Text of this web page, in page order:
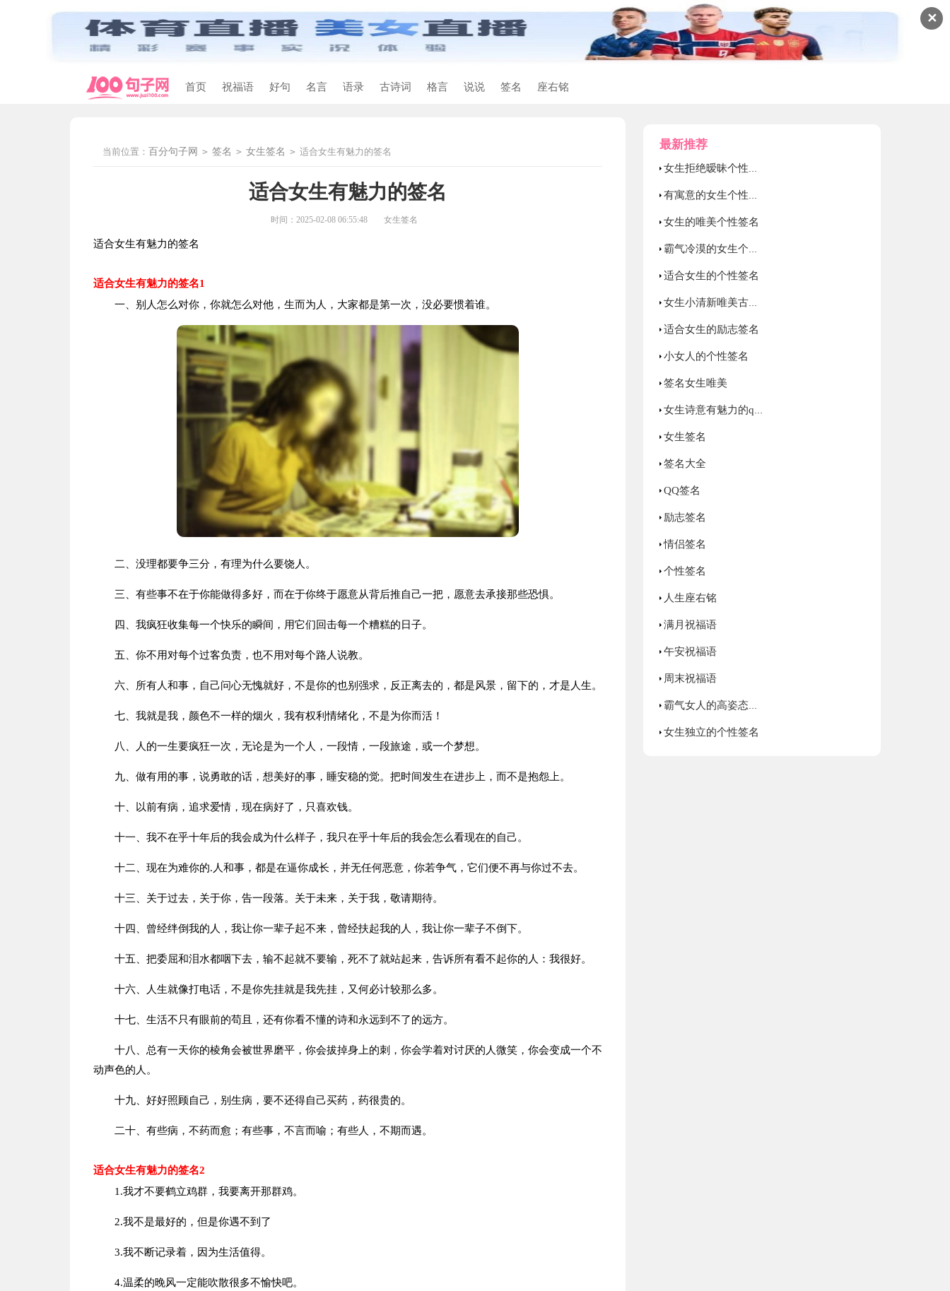
✕
首页 祝福语 好句 名言 语录 古诗词 格言 说说 签名 座右铭
当前位置： 百分句子网 > 签名 > 女生签名 > 适合女生有魅力的签名
适合女生有魅力的签名
时间：2025-02-08 06:55:48 女生签名
适合女生有魅力的签名
适合女生有魅力的签名1
一、别人怎么对你，你就怎么对他，生而为人，大家都是第一次，没必要惯着谁。
二、没理都要争三分，有理为什么要饶人。
三、有些事不在于你能做得多好，而在于你终于愿意从背后推自己一把，愿意去承接那些恐惧。
四、我疯狂收集每一个快乐的瞬间，用它们回击每一个糟糕的日子。
五、你不用对每个过客负责，也不用对每个路人说教。
六、所有人和事，自己问心无愧就好，不是你的也别强求，反正离去的，都是风景，留下的，才是人生。
七、我就是我，颜色不一样的烟火，我有权利情绪化，不是为你而活！
八、人的一生要疯狂一次，无论是为一个人，一段情，一段旅途，或一个梦想。
九、做有用的事，说勇敢的话，想美好的事，睡安稳的觉。把时间发生在进步上，而不是抱怨上。
十、以前有病，追求爱情，现在病好了，只喜欢钱。
十一、我不在乎十年后的我会成为什么样子，我只在乎十年后的我会怎么看现在的自己。
十二、现在为难你的.人和事，都是在逼你成长，并无任何恶意，你若争气，它们便不再与你过不去。
十三、关于过去，关于你，告一段落。关于未来，关于我，敬请期待。
十四、曾经绊倒我的人，我让你一辈子起不来，曾经扶起我的人，我让你一辈子不倒下。
十五、把委屈和泪水都咽下去，输不起就不要输，死不了就站起来，告诉所有看不起你的人：我很好。
十六、人生就像打电话，不是你先挂就是我先挂，又何必计较那么多。
十七、生活不只有眼前的苟且，还有你看不懂的诗和永远到不了的远方。
十八、总有一天你的棱角会被世界磨平，你会拔掉身上的刺，你会学着对讨厌的人微笑，你会变成一个不
动声色的人。
十九、好好照顾自己，别生病，要不还得自己买药，药很贵的。
二十、有些病，不药而愈；有些事，不言而喻；有些人，不期而遇。
适合女生有魅力的签名2
1.我才不要鹤立鸡群，我要离开那群鸡。
2.我不是最好的，但是你遇不到了
3.我不断记录着，因为生活值得。
4.温柔的晚风一定能吹散很多不愉快吧。
最新推荐
女生拒绝暧昧个性签名
有寓意的女生个性签名
女生的唯美个性签名
霸气冷漠的女生个性签名
适合女生的个性签名
女生小清新唯美古风个性签名赏析
适合女生的励志签名
小女人的个性签名
签名女生唯美
女生诗意有魅力的qq个性签名
女生签名
签名大全
QQ签名
励志签名
情侣签名
个性签名
人生座右铭
满月祝福语
午安祝福语
周末祝福语
霸气女人的高姿态话语签名
女生独立的个性签名